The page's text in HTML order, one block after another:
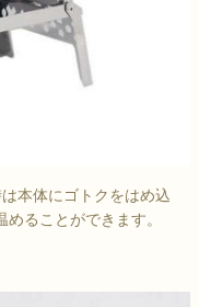
本体にゴトクをはめ込
ることができます。